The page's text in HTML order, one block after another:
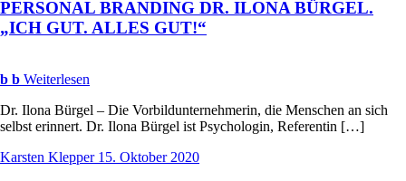
PERSONAL BRANDING DR. ILONA BÜRGEL.
„ICH GUT. ALLES GUT!“
b b Weiterlesen
Dr. Ilona Bürgel – Die Vorbildunternehmerin, die Menschen an sich
selbst erinnert. Dr. Ilona Bürgel ist Psychologin, Referentin […]
Karsten Klepper 15. Oktober 2020